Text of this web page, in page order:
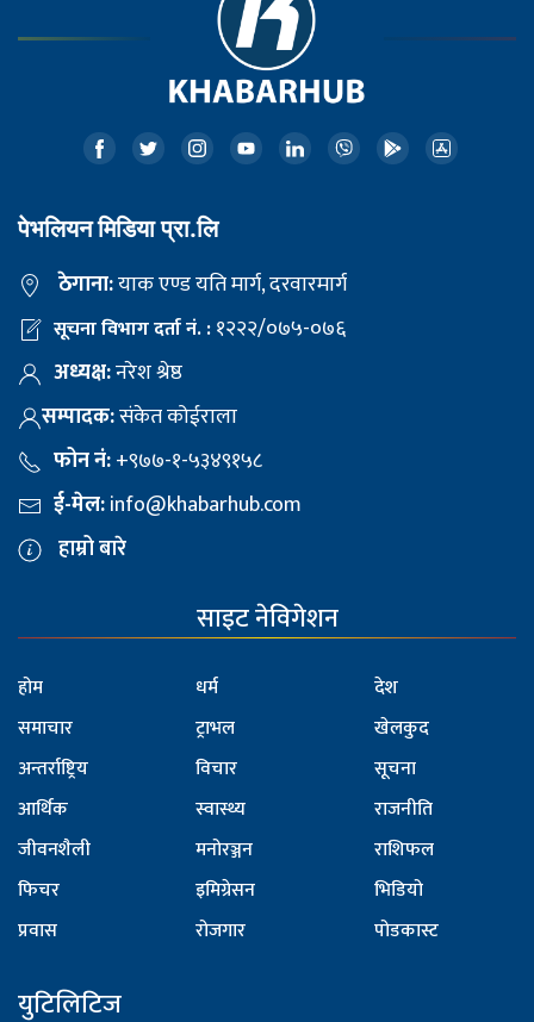
पेभलियन मिडिया प्रा.लि
ठेगाना:याक एण्ड यति मार्ग, दरवारमार्ग
सूचना विभाग दर्ता नं. :१२२२/०७५-०७६
अध्यक्ष:नरेश श्रेष्ठ
सम्पादक:संकेत कोईराला
फोन नं:+९७७-१-५३४९१५८
ई-मेल:info@khabarhub.com
हाम्रो बारे
साइट नेविगेशन
होम
समाचार
अन्तर्राष्ट्रिय
आर्थिक
जीवनशैली
फिचर
प्रवास
धर्म
ट्राभल
विचार
स्वास्थ्य
मनोरञ्जन
इमिग्रेसन
रोजगार
देश
खेलकुद
सूचना
राजनीति
राशिफल
भिडियो
पोडकास्ट
युटिलिटिज